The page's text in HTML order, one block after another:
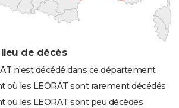
lieu de décès
n'est décédé dans ce département
où les LEORAT sont rarement décédés
où les LEORAT sont peu décédés